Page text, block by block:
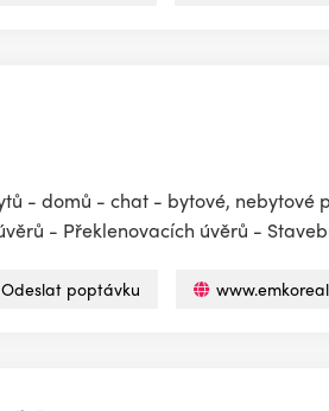
- domů - chat - bytové,
- Překlenovacích úvěrů -
Odeslat poptávku